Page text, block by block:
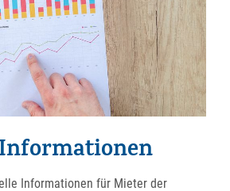
Informationen für Mieter der